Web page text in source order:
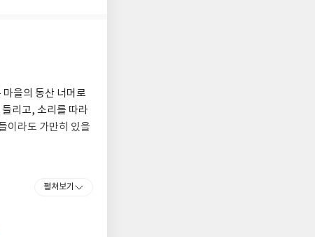
을의 동산 너머로
리고, 소리를 따라
이라도 가만히 있을
펼쳐보기